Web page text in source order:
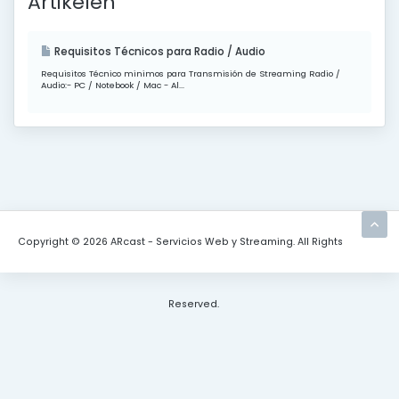
Requisitos Técnicos para Radio / Audio
Requisitos Técnico minimos para Transmisión de Streaming Radio /
Audio:- PC / Notebook / Mac - Al...
Copyright © 2026 ARcast - Servicios Web y Streaming. All Rights
Reserved.